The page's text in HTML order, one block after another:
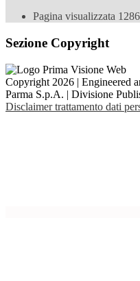
Pagina visualizzata 1286
Sezione Copyright
Copyright 2026 | Engineered
Parma S.p.A. | Divisione
Disclaimer trattamento dati